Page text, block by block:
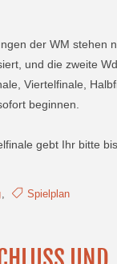
der WM stehen
und die zweite
Viertelfinale,
beginnen.
gebt Ihr bitte
, Spielplan